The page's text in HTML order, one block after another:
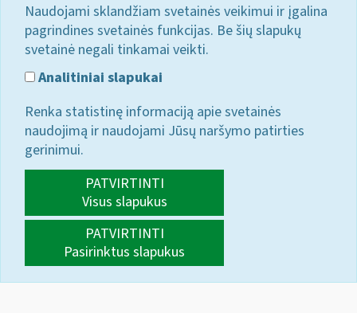
Naudojami sklandžiam svetainės veikimui ir įgalina
pagrindines svetainės funkcijas. Be šių slapukų
svetainė negali tinkamai veikti.
Analitiniai slapukai
Renka statistinę informaciją apie svetainės
naudojimą ir naudojami Jūsų naršymo patirties
gerinimui.
PATVIRTINTI
Visus slapukus
PATVIRTINTI
Pasirinktus slapukus